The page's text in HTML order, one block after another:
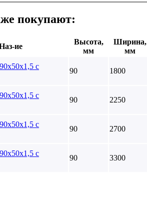
покупают:
ие
Высота,
мм
Ширина,
мм
с
90 1800
с
90 2250
с
90 2700
с
90 3300